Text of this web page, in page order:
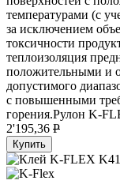
температурами (с
за исключением
токсичности
теплоизоляция
положительными и
допустимого
с повышенными
горения.Рулон K-
2'195,36 P
Купить